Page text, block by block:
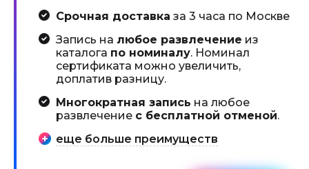
Срочная доставка за 3 часа по Москве
Запись на любое развлечение из
каталога по номиналу. Номинал
сертификата можно увеличить,
доплатив разницу.
Многократная запись на любое
развлечение с бесплатной отменой.
еще больше преимуществ